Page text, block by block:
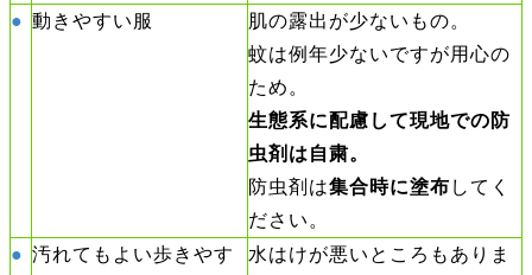
● 動きやすい服
肌の露出が少ないもの。
蚊は例年少ないですが用心の
ため。
生態系に配慮して現地での 防
虫剤は自粛。
防虫剤は集合時に塗布 してく
ださい。
● 汚れてもよい歩きやす
水はけが悪いところもありま